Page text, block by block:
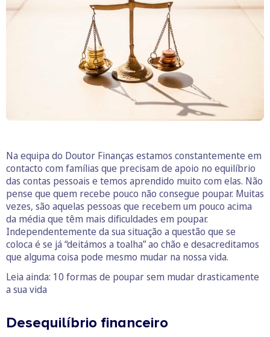
Na equipa do Doutor Finanças estamos constantemente em
contacto com famílias que precisam de apoio no equilíbrio
das contas pessoais e temos aprendido muito com elas. Não
pense que quem recebe pouco não consegue poupar. Muitas
vezes, são aquelas pessoas que recebem um pouco acima
da média que têm mais dificuldades em poupar.
Independentemente da sua situação a questão que se
coloca é se já “deitámos a toalha” ao chão e desacreditamos
que alguma coisa pode mesmo mudar na nossa vida.
Leia ainda: 10 formas de poupar sem mudar drasticamente
a sua vida
Desequilíbrio financeiro